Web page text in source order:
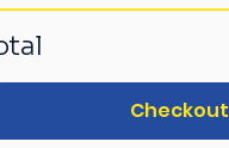
Checkout